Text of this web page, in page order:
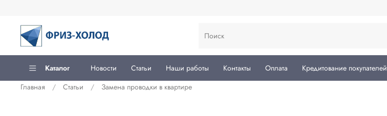
Каталог Новости Статьи Наши работы Контакты Оплата Кредитование покупателей
Главная
Статьи Замена проводки в квартире